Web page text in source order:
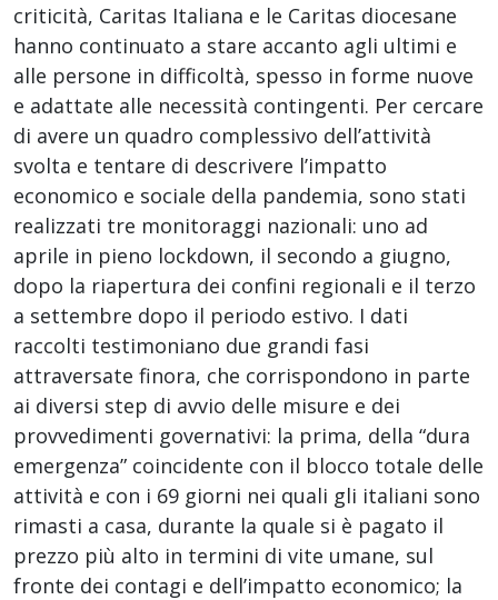
criticità, Caritas Italiana e le Caritas diocesane
hanno continuato a stare accanto agli ultimi e
alle persone in difficoltà, spesso in forme nuove
e adattate alle necessità contingenti. Per cercare
di avere un quadro complessivo dell’attività
svolta e tentare di descrivere l’impatto
economico e sociale della pandemia, sono stati
realizzati tre monitoraggi nazionali: uno ad
aprile in pieno lockdown, il secondo a giugno,
dopo la riapertura dei confini regionali e il terzo
a settembre dopo il periodo estivo. I dati
raccolti testimoniano due grandi fasi
attraversate finora, che corrispondono in parte
ai diversi step di avvio delle misure e dei
provvedimenti governativi: la prima, della “dura
emergenza” coincidente con il blocco totale delle
attività e con i 69 giorni nei quali gli italiani sono
rimasti a casa, durante la quale si è pagato il
prezzo più alto in termini di vite umane, sul
fronte dei contagi e dell’impatto economico; la